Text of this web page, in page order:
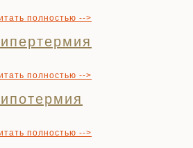
полностью -->
полностью -->
полностью -->